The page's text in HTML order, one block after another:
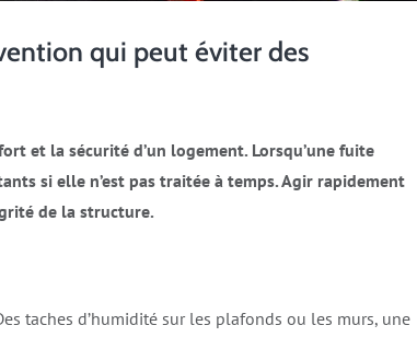
qui peut éviter des
et la sécurité d’un logement. Lorsqu’une fuite
si elle n’est pas traitée à temps. Agir rapidement
de la structure.
taches d’humidité sur les plafonds ou les murs, une